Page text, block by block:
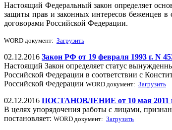
Настоящий Федеральный закон определяет
защиты прав и законных интересов беженцев
договорами Российской Федерации.
WORD документ: Загрузить
02.12.2016 Закон РФ от 19 февраля 1993 г. N
Настоящий Закон определяет статус
Российской Федерации в соответствии с
Российской Федерации WORD документ: Загрузить
02.12.2016 ПОСТАНОВЛЕНИЕ от 10 мая 2011
В целях упорядочения работы с лицами,
постановляет: WORD документ: Загрузить